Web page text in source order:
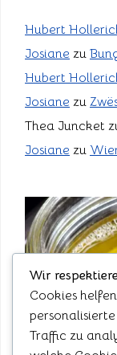
Hubert
Josiane zu
Hubert
Josiane zu
Thea Juncket
Josiane zu
Wir
Cookies
Traffic zu